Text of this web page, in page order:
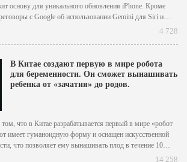
основу для уникального обновления iPhone. Кроме
с Google об использовании Gemini для Siri и
Наконец, Apple теряет еще одного руководителя отдела
4 728
В Китае создают первую в мире робота
для беременности. Он сможет вынашивать
ребенка от «зачатия» до родов.
что в Китае разрабатывается первый в мире «робот
имеет гуманоидную форму и оснащен искусственной
что позволяет ему вынашивать плод в течение 10
что прототип будет выпущен в следующем году, а
14 258